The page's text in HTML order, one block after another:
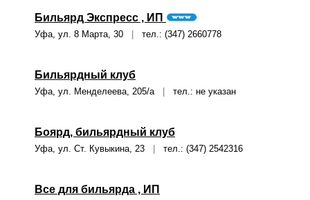
Бильярд Экспресс , ИП
Уфа, ул. 8 Марта, 30 тел.: (347) 2660778
Бильярдный клуб
Уфа, ул. Менделеева, 205/а тел.: не указан
Боярд, бильярдный клуб
Уфа, ул. Ст. Кувыкина, 23 тел.: (347) 2542316
Все для бильярда , ИП